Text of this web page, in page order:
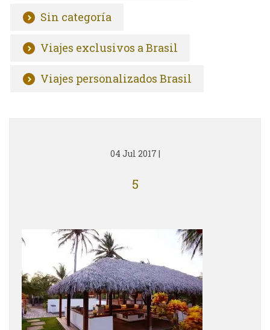
Sin categoría
Viajes exclusivos a Brasil
Viajes personalizados Brasil
04 Jul 2017 |
5